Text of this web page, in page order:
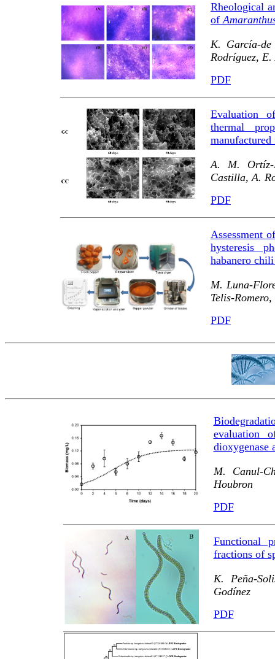
Rheological
of
K. García-
Rodríguez,
PDF
Evaluation
thermal
A. M. Ortíz-
Castilla, A.
PDF
Assessment
hysteresis
habanero
M. Luna-
Telis-
PDF
evaluation
dioxygenase
M. Canul-
Houbron
PDF
Functional
fractions of
K. Peña-
Godínez
PDF